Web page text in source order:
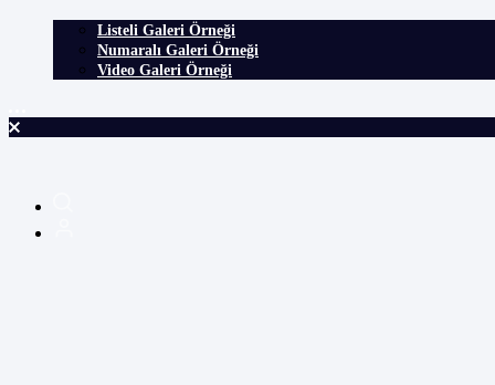
Listeli Galeri Örneği
Numaralı Galeri Örneği
Video Galeri Örneği